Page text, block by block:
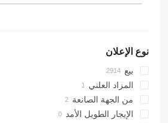
نوع الإعلان
بيع
المزاد العلني
من الجهة الصانعة
الإيجار الطويل الأمد